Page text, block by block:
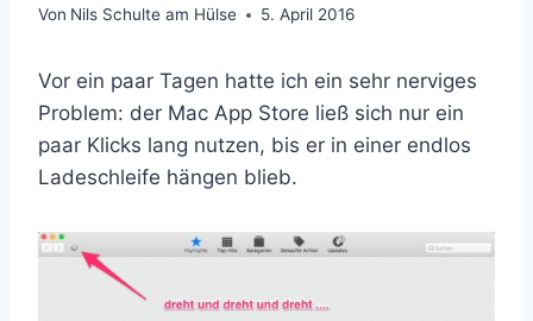
Von Nils Schulte am Hülse 5. April 2016
Vor ein paar Tagen hatte ich ein sehr nerviges
Problem: der Mac App Store ließ sich nur ein
paar Klicks lang nutzen, bis er in einer endlos
Ladeschleife hängen blieb.